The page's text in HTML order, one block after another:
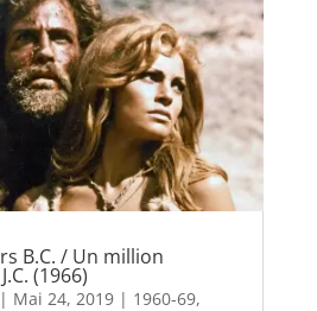
B.C. / Un million
(1966)
| Mai 24, 2019| 1960-69,